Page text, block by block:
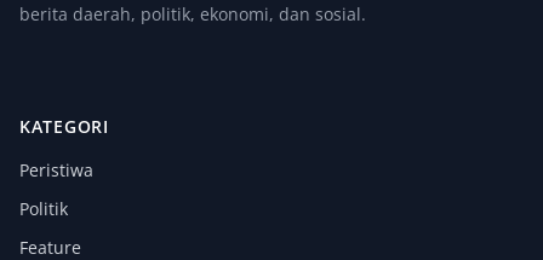
berita daerah, politik, ekonomi, dan sosial.
KATEGORI
Peristiwa
Politik
Feature